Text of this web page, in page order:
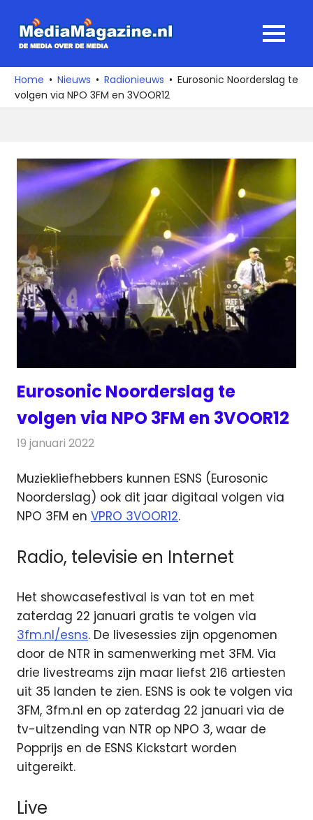
naar
media
over
de
MENU
Home Nieuws Radionieuws
Eurosonic Noorderslag te
volgen via NPO 3FM en 3VOOR12
Eurosonic Noorderslag te
volgen via NPO 3FM en 3VOOR12
19 januari 2022
Muziekliefhebbers kunnen ESNS (Eurosonic
Noorderslag) ook dit jaar digitaal volgen via
NPO 3FM en VPRO 3VOOR12.
Radio, televisie en Internet
Het showcasefestival is van tot en met
zaterdag 22 januari gratis te volgen via
3fm.nl/esns. De livesessies zijn opgenomen
door de NTR in samenwerking met 3FM. Via
drie livestreams zijn maar liefst 216 artiesten
uit 35 landen te zien. ESNS is ook te volgen via
3FM, 3fm.nl en op zaterdag 22 januari via de
tv-uitzending van NTR op NPO 3, waar de
Popprijs en de ESNS Kickstart worden
uitgereikt.
Live